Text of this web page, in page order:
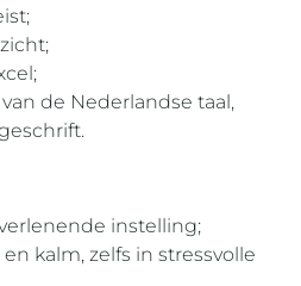
de Nederlandse taal,
instelling;
kalm, zelfs in stressvolle